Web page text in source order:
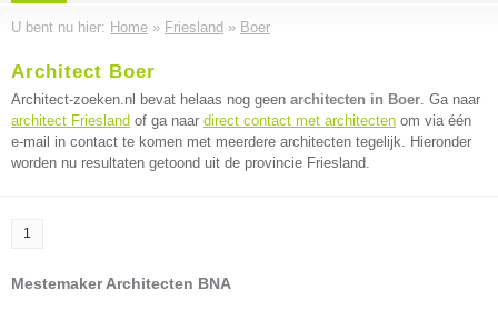
U bent nu hier: Home » Friesland » Boer
Architect Boer
Architect-zoeken.nl bevat helaas nog geen architecten in Boer. Ga naar
architect Friesland of ga naar direct contact met architecten om via één
e-mail in contact te komen met meerdere architecten tegelijk. Hieronder
worden nu resultaten getoond uit de provincie Friesland.
1
Mestemaker Architecten BNA